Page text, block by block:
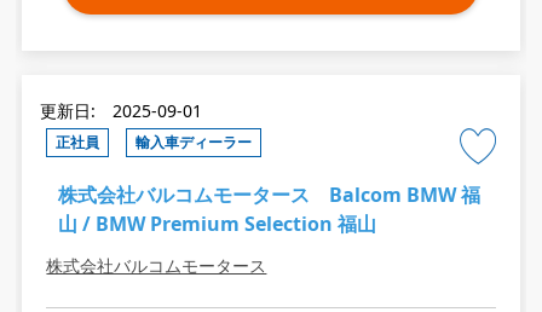
更新日: 2025-09-01
正社員 輸入車ディーラー
株式会社バルコムモータース Balcom BMW 福
山 / BMW Premium Selection 福山
株式会社バルコムモータース